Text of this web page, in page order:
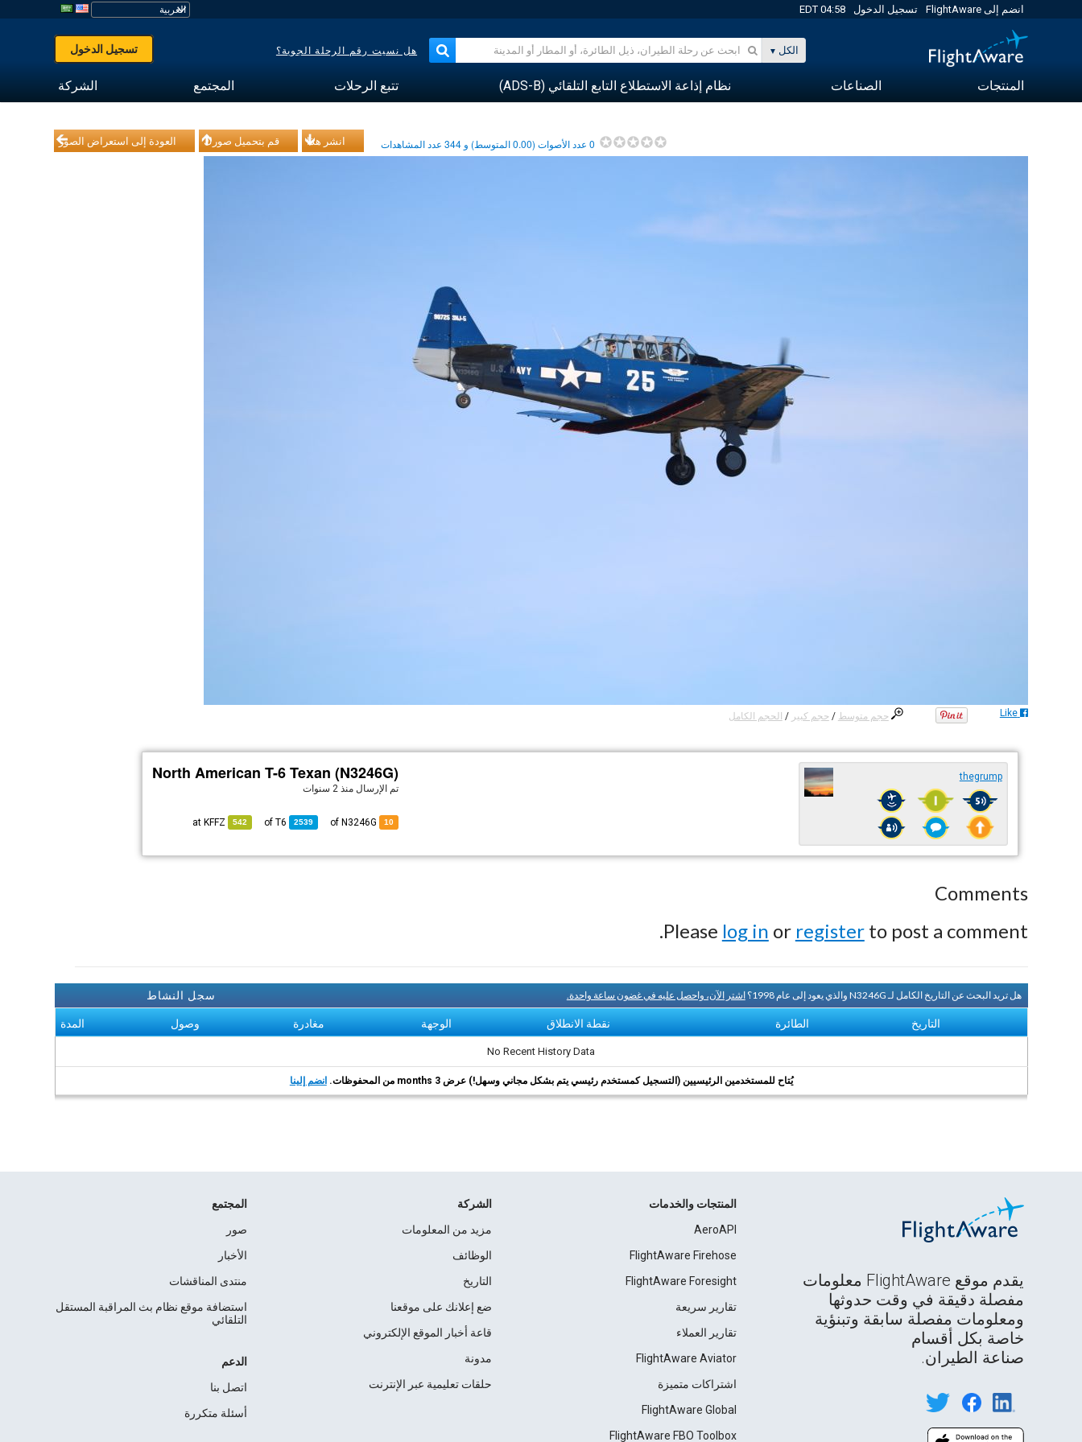
انضم إلى FlightAware تسجيل الدخول 04:58 EDT
الكل هل نسيت رقم الرحلة الجوية؟ تسجيل الدخول
المنتجات الصناعات نظام إذاعة الاستطلاع التابع التلقائي (ADS-B) تتبع الرحلات المجتمع الشركة
العودة إلى استعراض الصور قم بتحميل صورك انشر هذا 0عدد الأصوات (0.00المتوسط) و 344عدد المشاهدات
حجم متوسط / حجم كبير / الحجم الكامل Like
North American T-6 Texan (N3246G)
تم الإرسال منذ 2 سنوات
10
2539
T6
542
KFFZ
thegrump
Comments
Please log in or registerto post a comment.
سجل النشاط هل تريد البحث عن التاريخ الكامل لـ N3246G والذي يعود إلى عام 1998؟ اشتر الآن، واحصل عليه في غضون ساعة واحدة.
التاريخ الطائرة نقطة الانطلاق الوجهة مغادرة وصول المدة
No Recent History Data
يُتاح للمستخدمين الرئيسيين (التسجيل كمستخدم رئيسي يتم بشكل مجاني وسهل!) عرض 3 months من المحفوظات. انضم إلينا
يقدم موقع FlightAware معلومات
مفصلة دقيقة في وقت حدوثها
ومعلومات مفصلة سابقة وتبنؤية
خاصة بكل أقسام
صناعة الطيران.
المنتجات والخدمات
AeroAPI
FlightAware Firehose
FlightAware Foresight
تقارير سريعة
تقارير العملاء
FlightAware Aviator
اشتراكات متميزة
FlightAware Global
FlightAware FBO Toolbox
الشركة
مزيد من المعلومات
الوظائف
التاريخ
ضع إعلانك على موقعنا
قاعة أخبار الموقع الإلكتروني
مدونة
حلقات تعليمية عبر الإنترنت
المجتمع
صور
الأخبار
منتدى المناقشات
استضافة موقع نظام بث المراقبة المستقل
التلقائي
الدعم
اتصل بنا
أسئلة متكررة